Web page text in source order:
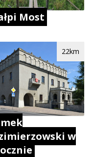
Most
w
22km